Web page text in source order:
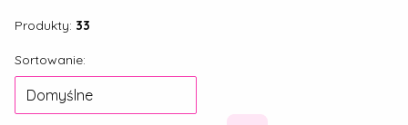
Produkty: 33
Lista produktów
Sortowanie:
Domyślne